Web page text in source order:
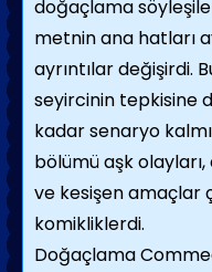
doğaçlama
metnin ana hatları
ayrıntılar değişirdi.
seyircinin tepkisine
kadar senaryo
bölümü aşk
ve kesişen amaçlar
komikliklerdi.
Doğaçlama